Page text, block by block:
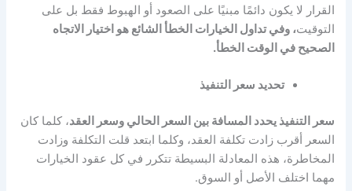
القرار لا يكون دائمًا مبنيًا على الصعود أو الهبوط فقط بل على
التوقيت، وفي تداول الخيارات الخطأ الشائع هو اختيار الاتجاه
الصحيح في الوقت الخطأ.
تحديد سعر التنفيذ
سعر التنفيذ يحدد المسافة بين السعر الحالي وسعر العقد، كلما كان
السعر أقرب زادت تكلفة العقد، وكلما ابتعد قلت التكلفة وزادت
المخاطرة، هذه المعادلة البسيطة تتكرر في كل عقود الخيارات
مهما اختلف الأصل أو السوق.